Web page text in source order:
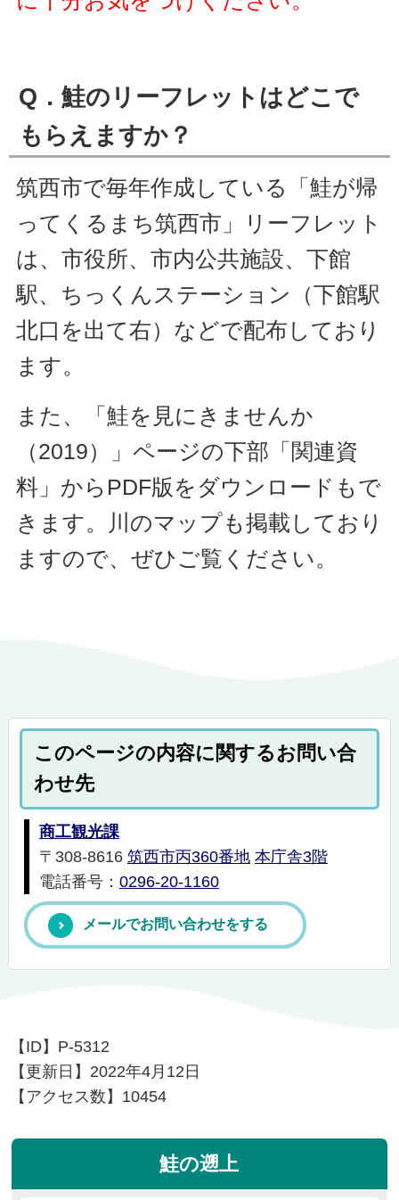
Q．鮭のリーフレットはどこで
もらえますか？
筑西市で毎年作成している「鮭が帰
ってくるまち筑西市」リーフレット
は、市役所、市内公共施設、下館
駅、ちっくんステーション（下館駅
北口を出て右）などで配布しており
ます。
また、「鮭を見にきませんか
（2019）」ページの下部「関連資
料」からPDF版をダウンロードもで
きます。
川のマップも掲載しており
ますので、ぜひご覧ください。
このページの内容に関するお問い合
わせ先
商工観光課
〒308-8616 筑西市丙360番地 本庁舎3階
電話番号： 0296-20-1160
メールでお問い合わせをする
【ID】 P-5312
【更新日】 2022年4月12日
【アクセス数】 10454
鮭の遡上